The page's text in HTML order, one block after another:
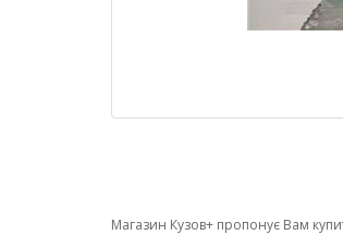
Магазин Кузов+ пропонує Вам